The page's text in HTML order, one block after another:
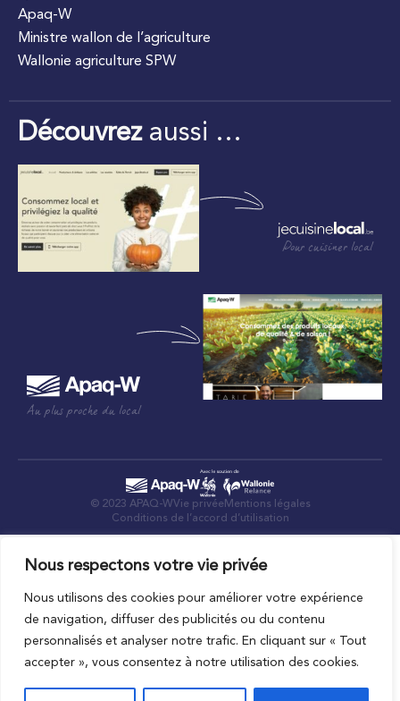
Nous respectons votre vie privée
Nous utilisons des cookies pour améliorer votre expérience
de navigation, diffuser des publicités ou du contenu
personnalisés et analyser notre trafic. En cliquant sur « Tout
accepter », vous consentez à notre utilisation des cookies.
Apaq-W
Ministre wallon de l’agriculture
Wallonie agriculture SPW
Découvrezaussi …
Pour cuisiner local
Au plus proche du local
© 2023 APAQ-WVie privée Mentions légales
Conditions de l’accord d’utilisation